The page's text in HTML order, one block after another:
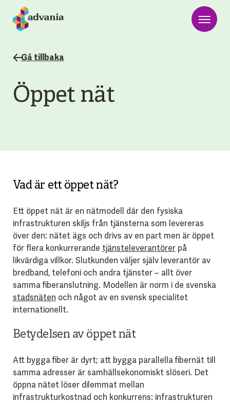
Gå tillbaka
Öppet nät
Vad är ett öppet nät?
Ett öppet nät är en nätmodell där den fysiska
infrastrukturen skiljs från tjänsterna som levereras
över den: nätet ägs och drivs av en part men är öppet
för flera konkurrerande tjänsteleverantörerpå
likvärdiga villkor. Slutkunden väljer själv leverantör av
bredband, telefoni och andra tjänster – allt över
samma fiberanslutning. Modellen är norm i de svenska
stadsnäten och något av en svensk specialitet
internationellt.
Betydelsen av öppet nät
Att bygga fiber är dyrt; att bygga parallella fibernät till
samma adresser är samhällsekonomiskt slöseri. Det
öppna nätet löser dilemmat mellan
infrastrukturkostnad och konkurrens: infrastrukturen